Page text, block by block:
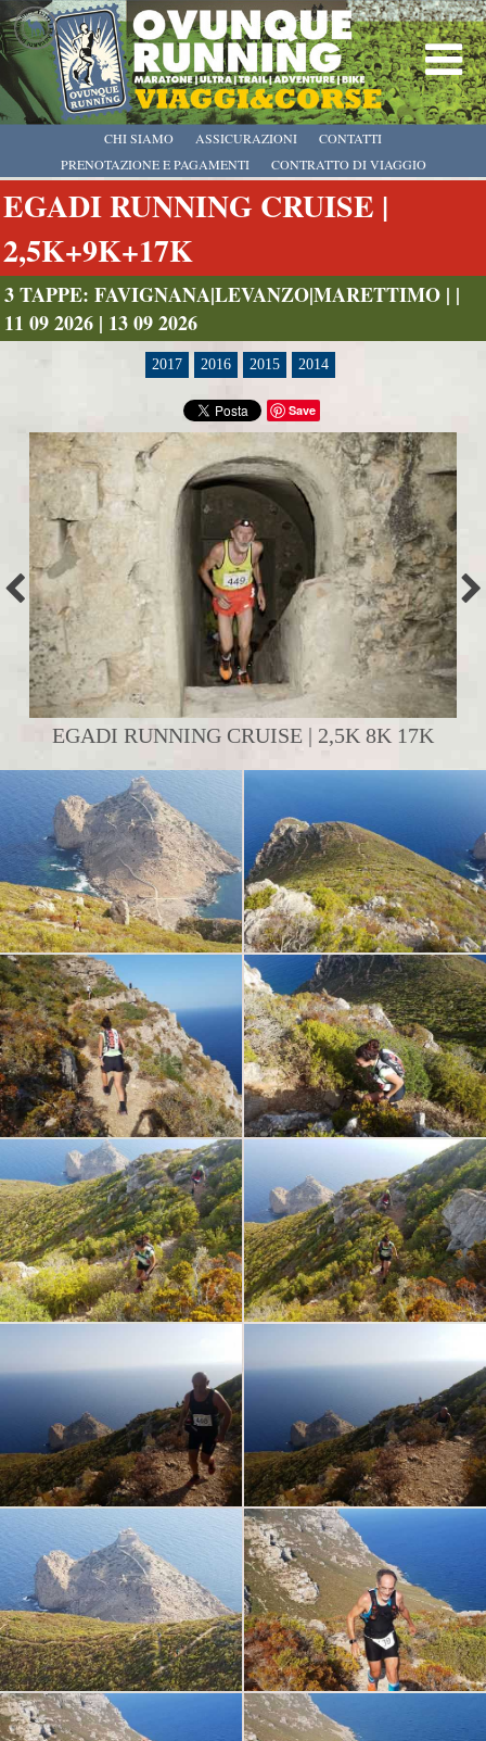
CHI SIAMO
PRENOTAZIONE E PAGAMENTI
CONTRATTO DI VIAGGIO
ASSICURAZIONI CONTATTI
EGADI RUNNING CRUISE |
2,5K+9K+17K
3 TAPPE: FAVIGNANA|LEVANZO|MARETTIMO | |
11 09 2026 | 13 09 2026
2017 2016 2015 2014
Save
EGADI RUNNING CRUISE | 2,5K 8K 17K